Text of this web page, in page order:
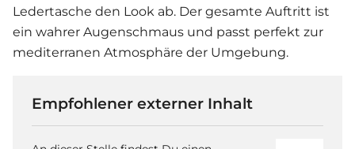
Ledertasche den Look ab. Der gesamte Auftritt ist
ein wahrer Augenschmaus und passt perfekt zur
mediterranen Atmosphäre der Umgebung.
Empfohlener externer Inhalt